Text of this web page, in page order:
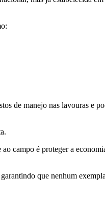
de manejo nas lavouras e
campo é proteger a
que nenhum